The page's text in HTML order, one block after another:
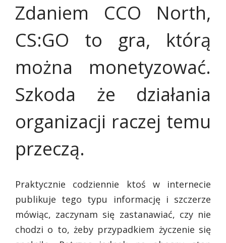
Zdaniem CCO North,
CS:GO to gra, którą
można monetyzować.
Szkoda że działania
organizacji raczej temu
przeczą.
Praktycznie codziennie ktoś w internecie
publikuje tego typu informację i szczerze
mówiąc, zaczynam się zastanawiać, czy nie
chodzi o to, żeby przypadkiem życzenie się